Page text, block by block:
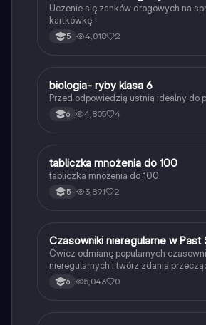
Uczenie się zanków drogowych na
kartkówkę
5 4,018 2
BBiologia
biologia- ryby klasa 6
Przed odpowiedzią ustnią idealny do
6 4,805 4
TMatematyka
tabliczka mnożenia do 100
tabliczka mnożenia do 100
5 3,891 2
CJęzyk angielski
Czasowniki nieregularne w Past
Ćwicz odmianę popularnych
nieregularnych i twórz zdania
didn't w czasie Past Simple.
6 5,043 0